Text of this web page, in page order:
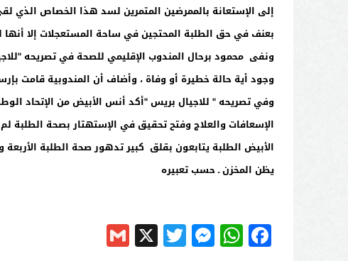
إلى الإستعانة بالممرضين المتمرين لسد هذا الخصاص الذي
بعنف في حق الطلبة المحتجين في ساحة المستعجلات إلا
ونفى محمود برحال المندوب الإقليمي للصحة في تصريحه "
وجود أية حالة خطيرة أو وفاة ، وأضاف أن المندوبية قامت
وفي تصريحه " للاجيال بريس"
الإسعافات والعلاج وفتح تحقيق في الإستهتار بصحة الطلبة
الأبيض الطلبة يتابعون بقلق كبير تدهور صحة الطلبة
يظن المخزن ـ حسب تعبيره
Facebook
WhatsApp
Messenger
Twitter
X
Gmail